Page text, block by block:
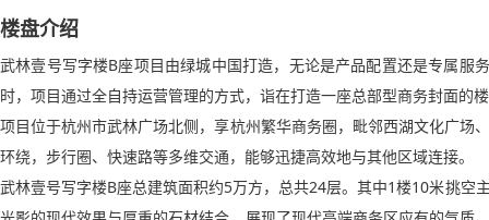
楼盘介绍
武林壹号写字楼B座项目由绿城中国打造，无论是产品配置还是专属服
时，项目通过全自持运营管理的方式，诣在打造一座总部型商务封面的
项目位于杭州市武林广场北侧，享杭州繁华商务圈，毗邻西湖文化广场
环绕，步行圈、快速路等多维交通，能够迅捷高效地与其他区域连接。
武林壹号写字楼B座总建筑面积约5万方，总共24层。其中1楼10米挑空